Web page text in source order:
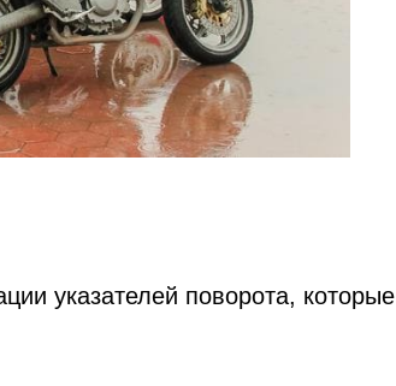
указателей поворота, которые
но и для всех участников